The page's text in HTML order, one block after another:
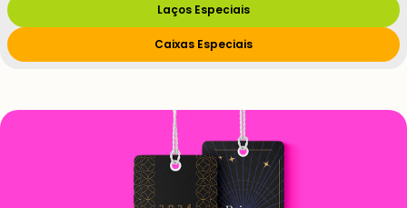
Laços Especiais
Caixas Especiais